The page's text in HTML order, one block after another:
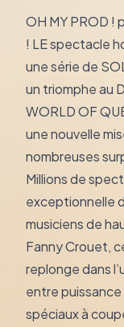
OH MY PROD !
! LE spectacle
une série de
un triomphe au
WORLD OF
une nouvelle
nombreuses
Millions de
exceptionnelle
musiciens de
Fanny Crouet,
replonge dans
entre
spéciaux à